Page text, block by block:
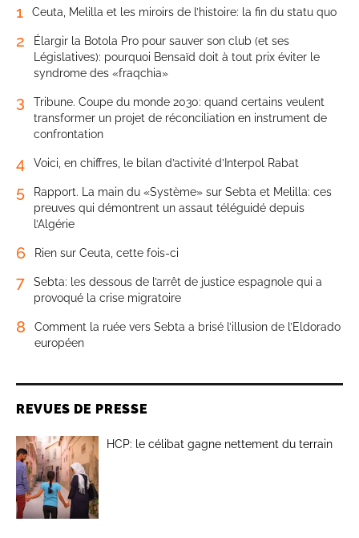
1 Ceuta, Melilla et les miroirs de l’histoire: la fin du statu quo
2
Élargir la Botola Pro pour sauver son club (et ses
Législatives): pourquoi Bensaïd doit à tout prix éviter le
syndrome des «fraqchia»
3
Tribune. Coupe du monde 2030: quand certains veulent
transformer un projet de réconciliation en instrument de
confrontation
4 Voici, en chiffres, le bilan d’activité d’Interpol Rabat
5
Rapport. La main du «Système» sur Sebta et Melilla: ces
preuves qui démontrent un assaut téléguidé depuis
l’Algérie
6 Rien sur Ceuta, cette fois-ci
7
Sebta: les dessous de l’arrêt de justice espagnole qui a
provoqué la crise migratoire
8
Comment la ruée vers Sebta a brisé l’illusion de l’Eldorado
européen
REVUES DE PRESSE
HCP: le célibat gagne nettement du terrain